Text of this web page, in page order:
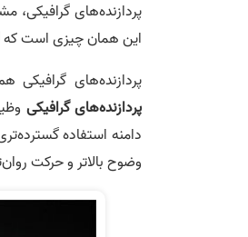
پردازنده‌های گرافیکی،
این همان چیزی است که
پردازنده‌های
پردازنده‌های گرافیکی
وضوح بالاتر و حرکت